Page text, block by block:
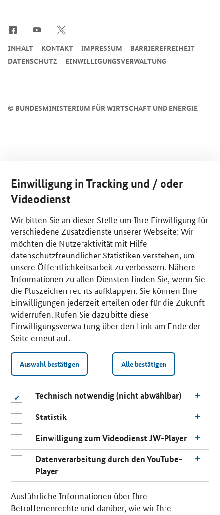
n
© BUNDESMINISTERIUM FÜR WIRTSCHAFT UND ENERGIE
INHALT KONTAKT IMPRESSUM
BARRIEREFREIHEIT
DATENSCHUTZ
EINWILLIGUNGSVERWALTUNG
Einwilligung in Tracking und / oder
Videodienst
Wir bitten Sie an dieser Stelle um Ihre Einwilligung für
verschiedene Zusatzdienste unserer Webseite: Wir
möchten die Nutzeraktivität mit Hilfe
datenschutzfreundlicher Statistiken verstehen, um
unsere Öffentlichkeitsarbeit zu verbessern. Nähere
Informationen zu allen Diensten finden Sie, wenn Sie
die Pluszeichen rechts aufklappen. Sie können Ihre
Einwilligungen jederzeit erteilen oder für die Zukunft
widerrufen. Rufen Sie dazu bitte diese
Einwilligungsverwaltung über den Link am Ende der
Seite erneut auf.
Auswahl bestätigen Alle bestätigen
Technisch notwendig (nicht abwählbar)
Statistik
Einwilligung zum Videodienst JW-Player
Datenverarbeitung durch den YouTube-
Player
Ausführliche Informationen über Ihre
Betroffenenrechte und darüber, wie wir Ihre